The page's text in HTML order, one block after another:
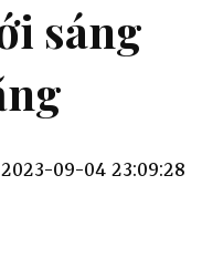
sáng
2023-09-04 23:09:28